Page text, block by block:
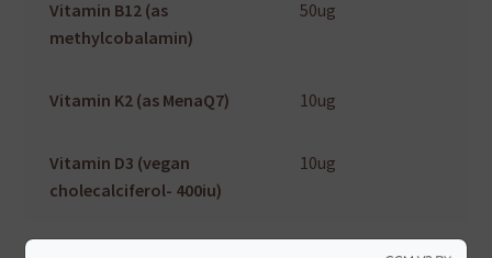
Vitamin B12 (as
methylcobalamin)
50ug
Vitamin K2 (as MenaQ7) 10ug
Vitamin D3 (vegan
cholecalciferol- 400iu)
10ug